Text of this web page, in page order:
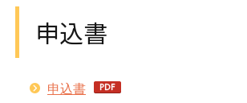
申込書
申込書